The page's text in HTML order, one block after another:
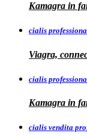
Kamagra in
cialis
Viagra,
cialis
Kamagra in
cialis vendita